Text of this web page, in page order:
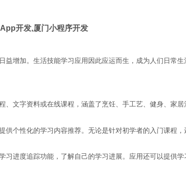
App开发,厦门小程序开发
益增加。生活技能学习应用因此应运而生，成为人们日常
、文字资料或在线课程，涵盖了烹饪、手工艺、健身、家
供个性化的学习内容推荐。无论是针对初学者的入门课程
习进度追踪功能，了解自己的学习进展。应用还可以提供